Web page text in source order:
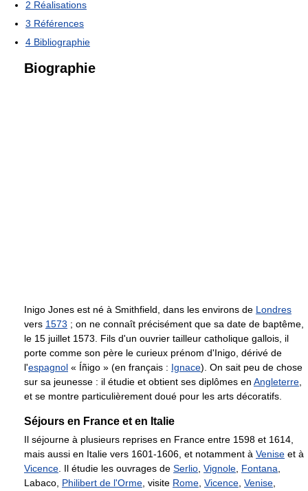
2 Réalisations
3 Références
4 Bibliographie
Biographie
Inigo Jones est né à Smithfield, dans les environs de Londres
vers 1573 ; on ne connaît précisément que sa date de baptême,
le 15 juillet 1573. Fils d'un ouvrier tailleur catholique gallois, il
porte comme son père le curieux prénom d'Inigo, dérivé de
l'espagnol « Íñigo » (en français : Ignace). On sait peu de chose
sur sa jeunesse : il étudie et obtient ses diplômes en Angleterre
et se montre particulièrement doué pour les arts décoratifs.
Séjours en France et en Italie
Il séjourne à plusieurs reprises en France entre 1598 et 1614,
mais aussi en Italie vers 1601-1606, et notamment à Venise et à
Vicence . Il étudie les ouvrages de Serlio Vignole Fontana
Labaco, Philibert de l'Orme , visite Rome Vicence Venise